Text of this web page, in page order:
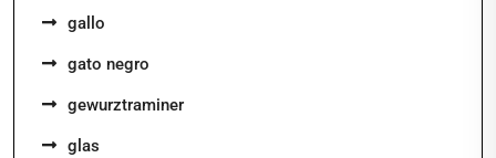
gallo
gato negro
gewurztraminer
glas